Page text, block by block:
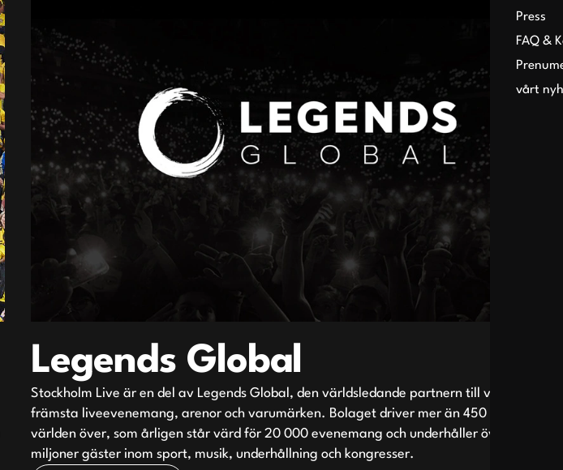
Press
FAQ &
vårt
Legends Global
Stockholm Live är en del av Legends Global, den världsledande partnern till världens
främsta liveevenemang, arenor och varumärken. Bolaget driver mer än 450 arenor
världen över, som årligen står värd för 20 000 evenemang och underhåller över 165
miljoner gäster inom sport, musik, underhållning och kongresser.